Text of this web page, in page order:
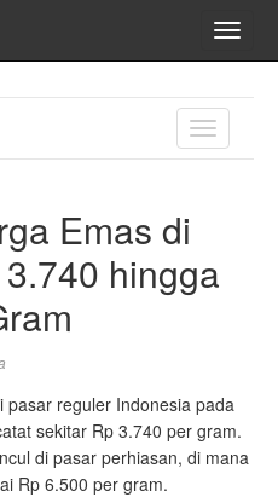
TOGGLE
Emas di
hingga
pasar reguler Indonesia pada
sekitar Rp 3.740 per gram.
di pasar perhiasan, di mana
Rp 6.500 per gram.